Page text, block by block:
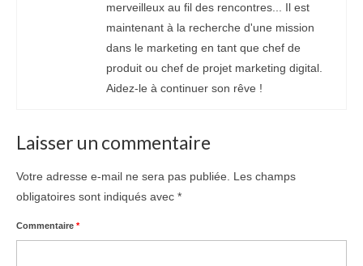
merveilleux au fil des rencontres... Il est
maintenant à la recherche d'une mission
dans le marketing en tant que chef de
produit ou chef de projet marketing digital.
Aidez-le à continuer son rêve !
Laisser un commentaire
Votre adresse e-mail ne sera pas publiée.
Les champs
obligatoires sont indiqués avec *
Commentaire *